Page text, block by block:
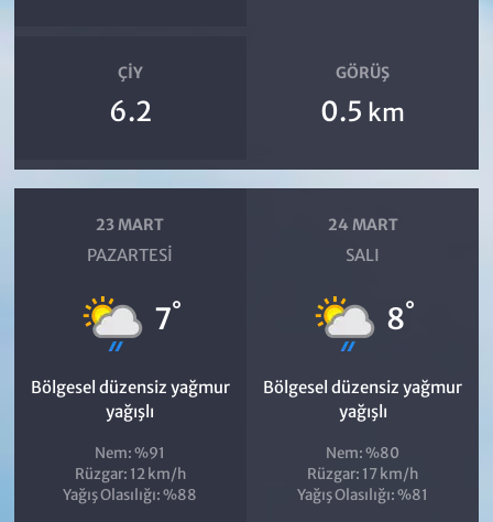
ÇIY
6.2
GÖRÜŞ
0.5 km
23 MART
PAZARTESI
7°
Bölgesel düzensiz yağmur
yağışlı
Nem: %91
Rüzgar: 12 km/h
Yağış Olasılığı: %88
24 MART
SALI
8°
Bölgesel düzensiz yağmur
yağışlı
Nem: %80
Rüzgar: 17 km/h
Yağış Olasılığı: %81